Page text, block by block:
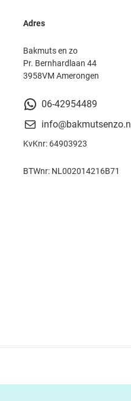
Adres
Bakmuts en zo
Pr. Bernhardlaan 44
3958VM Amerongen
06-42954489
info@bakmutsenzo.nl
KvKnr: 64903923
BTWnr: NL002014216B71